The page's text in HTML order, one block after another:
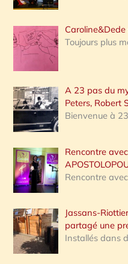
Toujours plus
A 23 pas du
Peters, Robert
Bienvenue à
Rencontre
Rencontre
Jassans-
partagé une
Installés dans